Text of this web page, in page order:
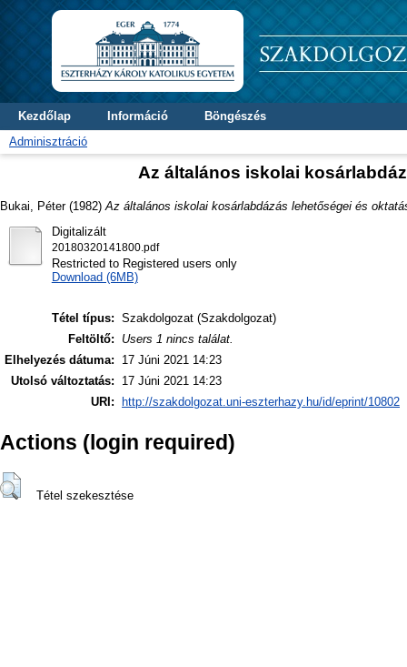
Kezdőlap Információ
Böngészés
Adminisztráció
Az általános iskolai
Bukai, Péter(1982) Az általános iskolai kosárlabdázás lehetőségei és
Digitalizált
20180320141800.pdf
Restricted to Registered users only
Download (6MB)
Tétel típus: Szakdolgozat (Szakdolgozat)
Feltöltő:
Users 1 nincs találat.
Elhelyezés dátuma:
17 Júni 2021 14:23
Utolsó változtatás:
17 Júni 2021 14:23
URI:
http://szakdolgozat.uni-eszterhazy.hu/id/eprint/10802
Actions (login required)
Tétel szekesztése